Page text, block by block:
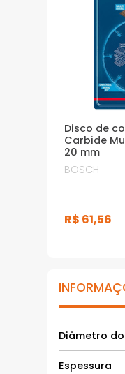
trabalho,
· Alto
benefício
*Imagens
Disco de
Carbide
20 mm
BOSCH
R$ 61,56
Diâmetro
Espessura